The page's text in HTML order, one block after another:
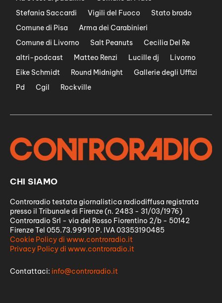
Stefania Saccardi
Vigili del Fuoco
Stato brado
Comune di Pisa
Arma dei Carabinieri
Comune di Livorno
Salt Peanuts
Cecilia Del Re
altri-podcast
Matteo Renzi Lucille dj
Livorno
Eike Schmidt
Round Midnight
Gallerie degli Uffizi
Pd
Cgil Rockville
CHI SIAMO
Controradio testata giornalistica radiodiffusa registrata
presso il Tribunale di Firenze (n. 2483 - 31/03/1976)
Controradio Srl - via del Rosso Fiorentino 2/b - 50142
Firenze Tel 055.73.99910 P. IVA 03353190485
Cookie Policy di www.controradio.it
Privacy Policy di www.controradio.it
Contattaci: info@controradio.it